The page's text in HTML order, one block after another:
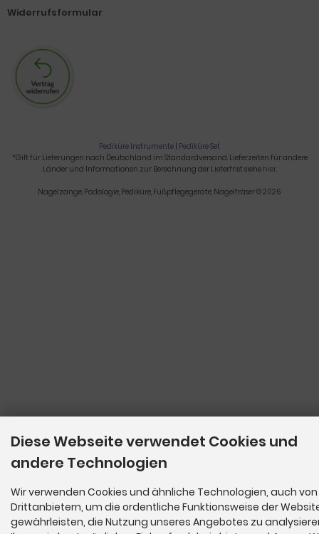
Widerrufsformular
Pediküre Instrumente | Pediküre Set
*Gilt für Lieferungen nach Deutschland im Standardversand. Lieferzeiten für andere
Länder und Informationen zur Berechnung der Lieferfrist siehe hier.
Nagelzange, Podologie, Pediküre, Fußpflegegeräte, Nagelfräser © 2026
Diese Webseite verwendet Cookies und
andere Technologien
Wir verwenden Cookies und ähnliche Technologien, auch von
Drittanbietern, um die ordentliche Funktionsweise der
gewährleisten, die Nutzung unseres Angebotes zu